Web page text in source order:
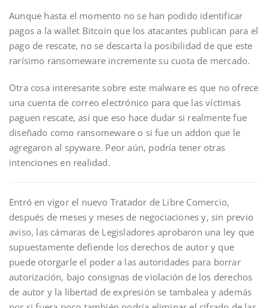
Aunque hasta el momento no se han podido identificar
pagos a la wallet Bitcoin que los atacantes publican para el
pago de rescate, no se descarta la posibilidad de que este
rarísimo ransomeware incremente su cuota de mercado.
Otra cosa interesante sobre este malware es que no ofrece
una cuenta de correo electrónico para que las víctimas
paguen rescate, así que eso hace dudar si realmente fue
diseñado como ransomeware o si fue un addon que le
agregaron al spyware. Peor aún, podría tener otras
intenciones en realidad.
Entró en vigor el nuevo Tratador de Libre Comercio,
después de meses y meses de negociaciones y, sin previo
aviso, las cámaras de Legisladores aprobaron una ley que
supuestamente defiende los derechos de autor y que
puede otorgarle el poder a las autoridades para borrar
autorización, bajo consignas de violación de los derechos
de autor y la libertad de expresión se tambalea y además